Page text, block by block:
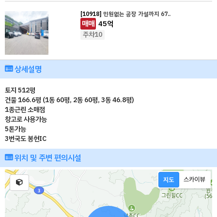
[10918] 민원없는 공장 가설까지 67..
매매 45억
주차10
상세설명
토지 512평
건물 166.6평 (1동 60평, 2동 60평, 3동 46.8평)
1종근린 소매점
창고로 사용가능
5톤가능
3번국도 봉현IC
위치 및 주변 편의시설